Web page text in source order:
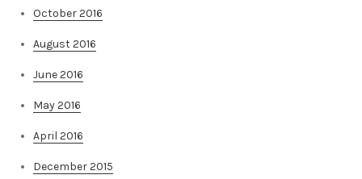
October 2016
August 2016
June 2016
May 2016
April 2016
December 2015